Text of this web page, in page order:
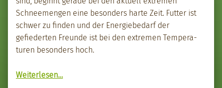
Schneemen­gen eine beson­ders harte Zeit. Fut­ter ist
schw­er zu find­en und der Energiebe­darf der
gefiederten Fre­unde ist bei den extremen Tem­per­a­
turen beson­ders hoch.
Weit­er­lesen…